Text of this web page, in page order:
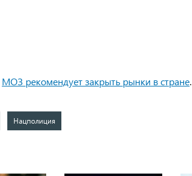
МОЗ рекомендует закрыть рынки в стране.
Нацполиция